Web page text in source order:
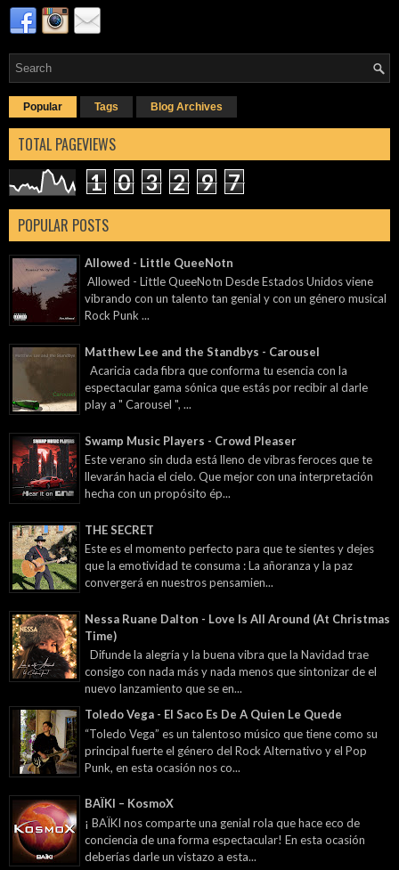
Popular Tags Blog Archives
TOTAL PAGEVIEWS
1 0 3 2 9 7
POPULAR POSTS
Allowed - Little QueeNotn
Allowed - Little QueeNotn Desde Estados Unidos viene
vibrando con un talento tan genial y con un género musical
Rock Punk ...
Matthew Lee and the Standbys - Carousel
Acaricia cada fibra que conforma tu esencia con la
espectacular gama sónica que estás por recibir al darle
play a " Carousel ", ...
Swamp Music Players - Crowd Pleaser
Este verano sin duda está lleno de vibras feroces que te
llevarán hacia el cielo. Que mejor con una interpretación
hecha con un propósito ép...
THE SECRET
Este es el momento perfecto para que te sientes y dejes
que la emotividad te consuma : La añoranza y la paz
convergerá en nuestros pensamien...
Nessa Ruane Dalton - Love Is All Around (At Christmas
Time)
Difunde la alegría y la buena vibra que la Navidad trae
consigo con nada más y nada menos que sintonizar de el
nuevo lanzamiento que se en...
Toledo Vega - El Saco Es De A Quien Le Quede
“Toledo Vega” es un talentoso músico que tiene como su
principal fuerte el género del Rock Alternativo y el Pop
Punk, en esta ocasión nos co...
BAÏKI – KosmoX
¡ BAÏKI nos comparte una genial rola que hace eco de
conciencia de una forma espectacular! En esta ocasión
deberías darle un vistazo a esta...